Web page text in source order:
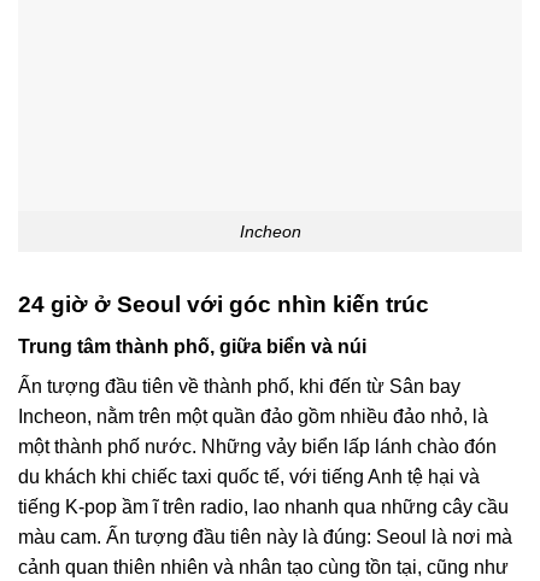
Incheon
24 giờ ở Seoul với góc nhìn kiến trúc
Trung tâm thành phố, giữa biển và núi
Ấn tượng đầu tiên về thành phố, khi đến từ Sân bay
Incheon, nằm trên một quần đảo gồm nhiều đảo nhỏ, là
một thành phố nước. Những vảy biển lấp lánh chào đón
du khách khi chiếc taxi quốc tế, với tiếng Anh tệ hại và
tiếng K-pop ầm ĩ trên radio, lao nhanh qua những cây cầu
màu cam. Ấn tượng đầu tiên này là đúng: Seoul là nơi mà
cảnh quan thiên nhiên và nhân tạo cùng tồn tại, cũng như